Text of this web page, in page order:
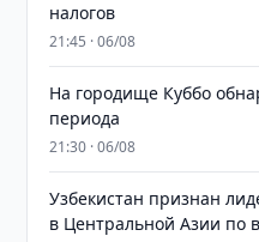
налогов
21:45 · 06/08
На городище Куббо
периода
21:30 · 06/08
Узбекистан признан
в Центральной Азии по